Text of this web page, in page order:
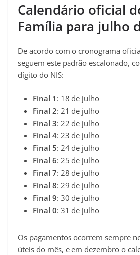
Calendário oficial
Família para julho
De acordo com o cronograma
seguem este padrão escalonado,
dígito do NIS:
Final 1 : 18 de julho
Final 2: 21 de julho
Final 3: 22 de julho
Final 4: 23 de julho
Final 5: 24 de julho
Final 6: 25 de julho
Final 7: 28 de julho
Final 8: 29 de julho
Final 9: 30 de julho
Final 0: 31 de julho
Os pagamentos ocorrem sempre
úteis do mês, e em dezembro o